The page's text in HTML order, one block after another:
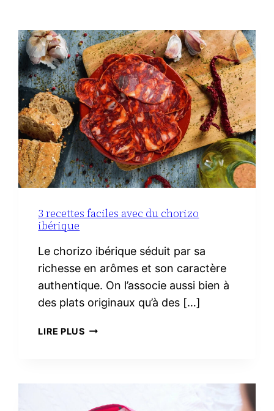
3 recettes faciles avec du chorizo
ibérique
Le chorizo ibérique séduit par sa
richesse en arômes et son caractère
authentique. On l’associe aussi bien à
des plats originaux qu’à des […]
LIRE PLUS3